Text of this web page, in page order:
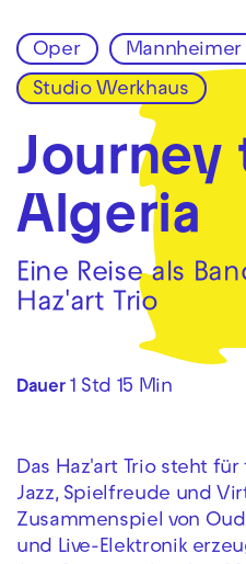
Zur Hauptnavigation
Zum Hauptinhalt springen
Oper Mannheimer
Studio Werkhaus
Journey
Algeria
Eine Reise als
Haz'art Trio
Dauer 1 Std 15 Min
Das Haz'art Trio steht
Jazz, Spielfreude und
Zusammenspiel von
und Live-Elektronik